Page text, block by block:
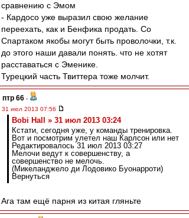
сравнению с Эмом
- Кардосо уже выразил свою желание
переехать, как и Бенфика продать. Со
Спартаком якобы могут быть проволочки, т.к.
до этого наши давали понять. что не хотят
расставаться с Эменике.
Турецкий часть Твиттера тоже молчит.
птр 66 -
31 июл 2013 07:56
Bobi Hall » 31 июл 2013 03:24
Кстати, сегодня уже, у команды тренировка.
Вот и посмотрим улетел наш Карлсон или нет
Редактировалось 31 июл 2013 03:27
Мелочи ведут к совершенству, а
совершенство не мелочь.
(Микеланджело ди Лодовико Буонарроти)
Вернуться
Ага там ещё парня из китая гляньте